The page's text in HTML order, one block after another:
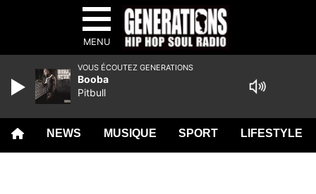
MENU
NEWS MUSIQUE SPORT LIFESTYLE
VOUS ÉCOUTEZ GENERATIONS
Booba
Pitbull